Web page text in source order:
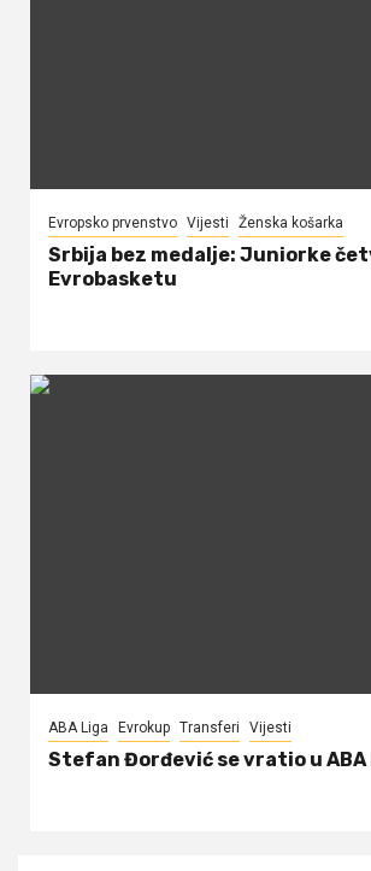
Evropsko prvenstvo Vijesti Ženska košarka
Srbija bez medalje: Juniorke
Evrobasketu
ABA Liga Evrokup Transferi Vijesti
Stefan Đorđević se vratio u ABA